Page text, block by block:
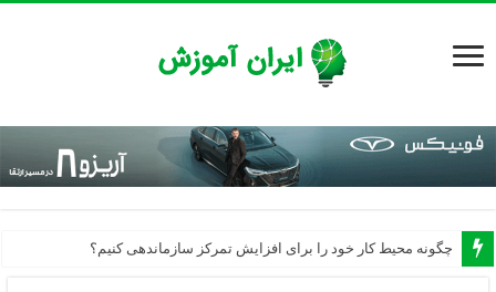
چگونه محیط کار خود را برای افزایش تمرکز سازماندهی کنیم؟
چرا خواب کافی برای تمرکز مهم است؟